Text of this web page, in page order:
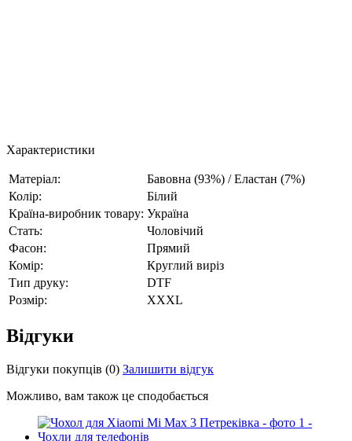
Характеристики
Матеріал:
Бавовна (93%) / Еластан (7%)
Колір:
Білий
Країна-виробник товару: Україна
Стать:
Чоловічий
Фасон:
Прямий
Комір:
Круглий виріз
Тип друку:
DTF
Розмір:
XXXL
Відгуки
Відгуки покупців (0) Залишити відгук
Можливо, вам також це сподобається